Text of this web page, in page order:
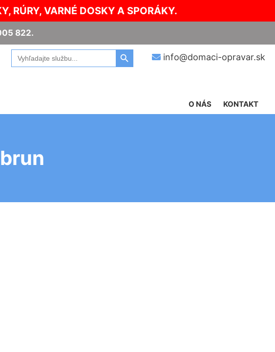
RÚRY, VARNÉ DOSKY A SPORÁKY.
822.
info@domaci-opravar.sk
Search
for:
Search Button
KONTAKT
O NÁS